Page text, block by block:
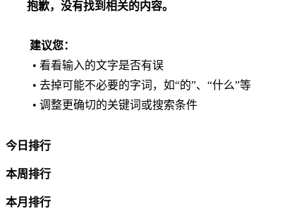
抱歉，没有找到相关的内容。
建议您：
• 看看输入的文字是否有误
• 去掉可能不必要的字词，如“的”、“什么”等
• 调整更确切的关键词或搜索条件
今日排行
本周排行
本月排行